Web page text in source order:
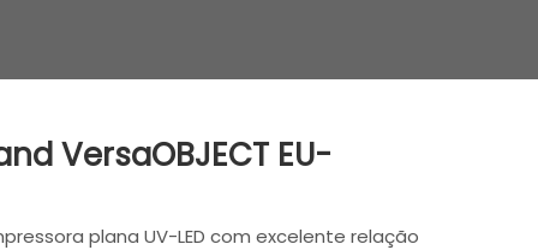
VersaOBJECT EU-
plana UV-LED com excelente relação